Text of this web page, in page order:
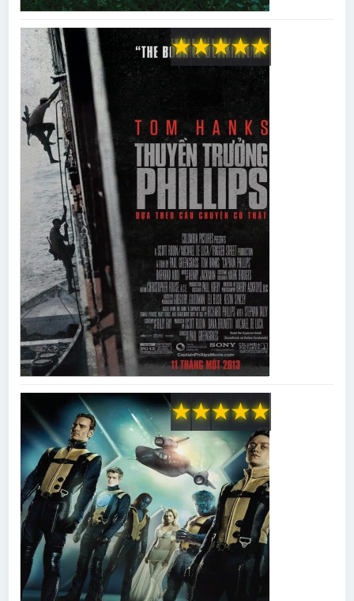
★
★
★
★
★
★
★
★
★
★